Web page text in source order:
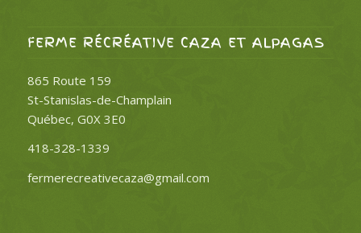
FERME RÉCRÉATIVE CAZA ET ALPAGAS
865 Route 159
St-Stanislas-de-Champlain
Québec, G0X 3E0
418-328-1339
fermerecreativecaza@gmail.com